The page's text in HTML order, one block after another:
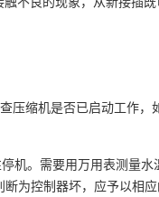
压缩机是否已启动工作，
机。需要用万用表测量
为控制器坏，应予以相